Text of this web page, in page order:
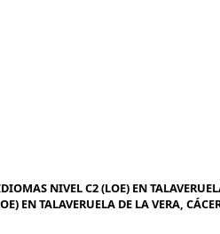
NIVEL C2 (LOE) EN
EN TALAVERUELA DE LA VERA,